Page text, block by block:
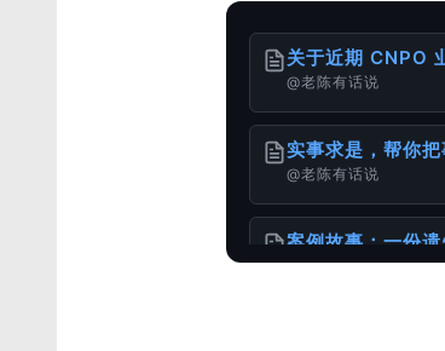
关于近期 CNPO
@老陈有话说
实事求是，帮你
@老陈有话说
案例故事：一份
@老陈有话说